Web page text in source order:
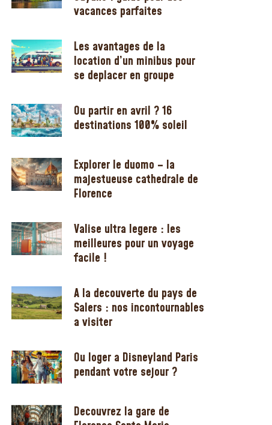
vacances parfaites
Les avantages de la
location d’un minibus pour
se deplacer en groupe
Ou partir en avril ? 16
destinations 100% soleil
Explorer le duomo – la
majestueuse cathedrale de
Florence
Valise ultra legere : les
meilleures pour un voyage
facile !
A la decouverte du pays de
Salers : nos incontournables
a visiter
Ou loger a Disneyland Paris
pendant votre sejour ?
Decouvrez la gare de